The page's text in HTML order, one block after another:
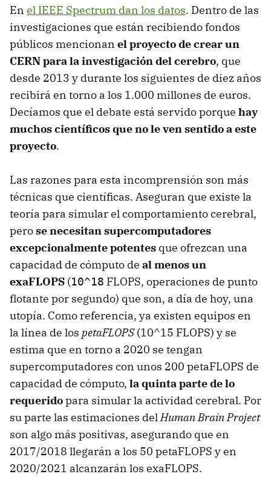
En el IEEE Spectrum dan los datos. Dentro de las
investigaciones que están recibiendo fondos
públicos mencionan el proyecto de crear un
CERN para la investigación del cerebro, que
desde 2013 y durante los siguientes de diez años
recibirá en torno a los 1.000 millones de euros.
Decíamos que el debate está servido porque hay
muchos científicos que no le ven sentido a este
proyecto.
Las razones para esta incomprensión son más
técnicas que científicas. Aseguran que existe la
teoría para simular el comportamiento cerebral,
perose necesitan supercomputadores
excepcionalmente potentes que ofrezcan una
capacidad de cómputo de al menos un
exaFLOPS (10^18 FLOPS, operaciones de punto
flotante por segundo) que son, a día de hoy, una
utopía. Como referencia, ya existen equipos en
la línea de los petaFLOPS(10^15 FLOPS) y se
estima que en torno a 2020 se tengan
supercomputadores con unos 200 petaFLOPS de
capacidad de cómputo, la quinta parte de lo
requeridopara simular la actividad cerebral. Por
su parte las estimaciones delHuman Brain Project
son algo más positivas, asegurando que en
2017/2018 llegarán a los 50 petaFLOPS y en
2020/2021 alcanzarán los exaFLOPS.